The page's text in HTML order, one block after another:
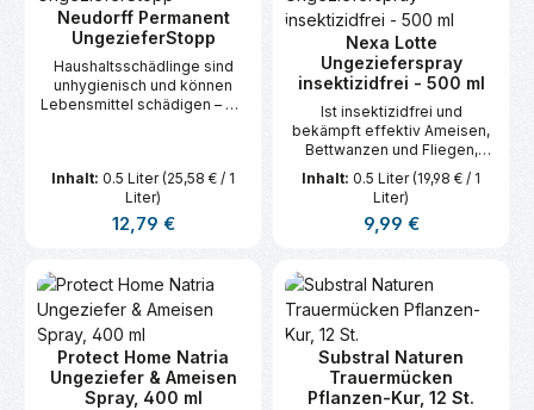
Neudorff Permanent
UngezieferStopp
Haushaltsschädlinge sind
unhygienisch und können
Lebensmittel schädigen – mit
Inhalt: 0.5 Liter(25,58 € / 1
Liter)
Regulärer Preis:
12,79 €
Nexa Lotte
Ungezieferspray
insektizidfrei - 500 ml
Ist insektizidfrei und
bekämpft effektiv Ameisen,
Bettwanzen und Fliegen,
indem es sie physikalisch
immobilisiert.
Inhalt: 0.5 Liter(19,98 € / 1
Liter)
Regulärer Preis:
9,99 €
Protect Home Natria
Ungeziefer & Ameisen
Spray, 400 ml
Substral Naturen
Trauermücken
Pflanzen-Kur, 12 St.